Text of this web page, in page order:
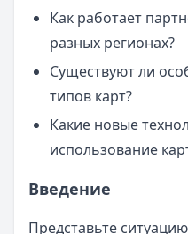
Как работает
разных регионах?
Существуют ли
типов карт?
Какие новые
использование
Введение
Представьте